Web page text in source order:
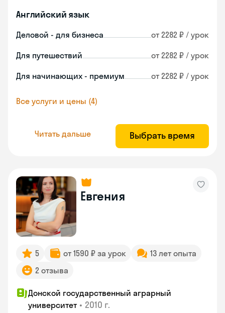
Английский язык
Деловой - для бизнеса от 2282 ₽ / урок
Для путешествий от 2282 ₽ / урок
Для начинающих - премиум от 2282 ₽ / урок
Все услуги и цены (4)
Читать дальше Выбрать время
Евгения
5 от 1590 ₽ за урок
13 лет опыта
2 отзыва
Донской государственный аграрный
университет • 2010 г.